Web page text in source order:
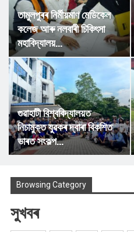
তামুলপুৰৰ নিৰ্মীয়মাণ মেডিকেল
কলেজ আৰু নলবাৰী চিকিৎসা
মহাবিদ্যালয়…
গুৱাহাটী বিশ্ববিদ্যালয়ত
নিচামুক্ত যুৱকৰ দ্বাৰা বিকশিত
ভাৰত সংকল্প…
Browsing Category
সুখবৰ